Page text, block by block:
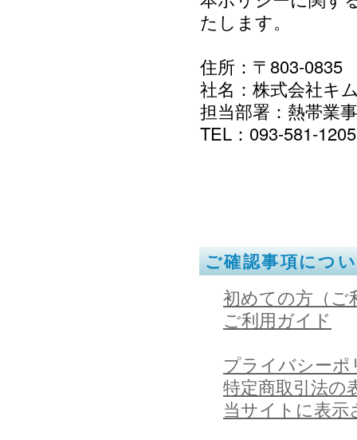
たします。
住所：〒803-
社名：株式会社キ
担当部署：熱帯業
TEL：093-581-
ご確認事項につ
初めての方（ご
ご利用ガイド
プライバシーポ
特定商取引法の
当サイトに表